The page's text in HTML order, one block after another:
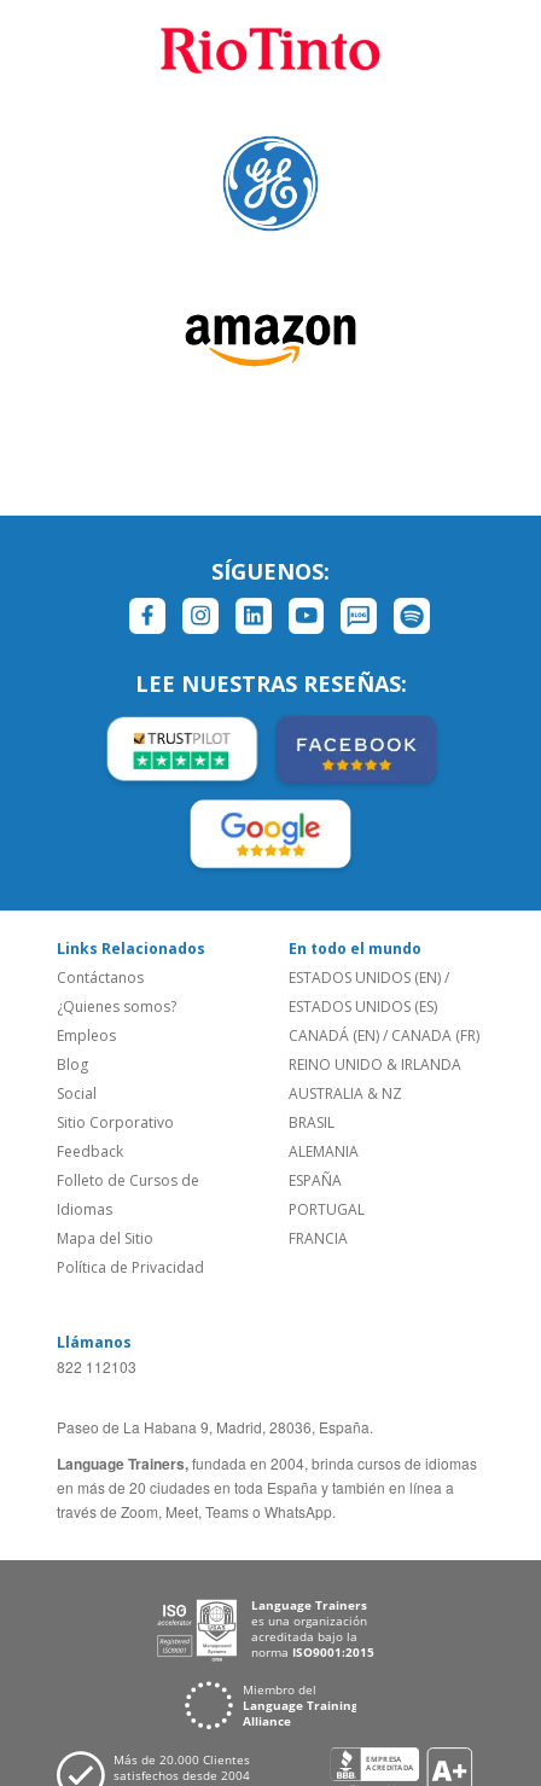
SÍGUENOS:
LEE NUESTRAS RESEÑAS:
Links Relacionados
Contáctanos
¿Quienes somos?
Empleos
Blog
Social
Sitio Corporativo
Feedback
Folleto de Cursos de
Idiomas
Mapa del Sitio
Política de Privacidad
En todo el mundo
ESTADOS UNIDOS (EN)/
ESTADOS UNIDOS (ES)
CANADÁ (EN)/ CANADA (FR)
REINO UNIDO & IRLANDA
AUSTRALIA & NZ
BRASIL
ALEMANIA
ESPAÑA
PORTUGAL
FRANCIA
Llámanos
822 112103
Paseo de La Habana 9, Madrid, 28036, España.
Language Trainers,fundada en 2004, brinda cursos de idiomas
en más de 20 ciudades en toda España y también en línea a
través de Zoom, Meet, Teams o WhatsApp.